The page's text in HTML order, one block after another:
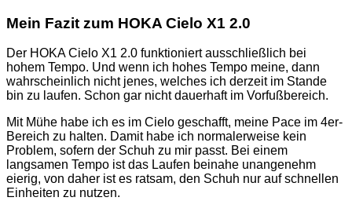
Mein Fazit zum HOKA Cielo X1 2.0
Der HOKA Cielo X1 2.0 funktioniert ausschließlich bei
hohem Tempo. Und wenn ich hohes Tempo meine, dann
wahrscheinlich nicht jenes, welches ich derzeit im Stande
bin zu laufen. Schon gar nicht dauerhaft im Vorfußbereich.
Mit Mühe habe ich es im Cielo geschafft, meine Pace im 4er-
Bereich zu halten. Damit habe ich normalerweise kein
Problem, sofern der Schuh zu mir passt. Bei einem
langsamen Tempo ist das Laufen beinahe unangenehm
eierig, von daher ist es ratsam, den Schuh nur auf schnellen
Einheiten zu nutzen.